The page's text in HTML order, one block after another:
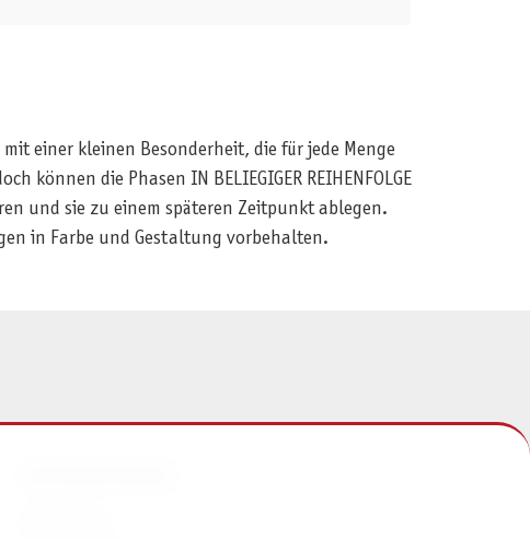
einer kleinen Besonderheit, die für jede Menge
die Phasen IN BELIEGIGER REIHENFOLGE
und sie zu einem späteren Zeitpunkt ablegen.
in Farbe und Gestaltung vorbehalten.